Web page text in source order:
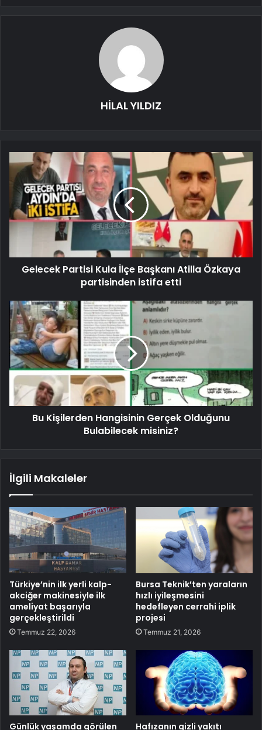
HİLAL YILDIZ
Gelecek Partisi Kula İlçe Başkanı Atilla Özkaya
partisinden istifa etti
Bu Kişilerden Hangisinin Gerçek Olduğunu
Bulabilecek misiniz?
İlgili Makaleler
Türkiye’nin ilk yerli kalp-
akciğer makinesiyle ilk
ameliyat başarıyla
gerçekleştirildi
Temmuz 22, 2026
Bursa Teknik’ten yaraların
hızlı iyileşmesini
hedefleyen cerrahi iplik
projesi
Temmuz 21, 2026
Günlük yaşamda görülen Hafızanın gizli yakıtı